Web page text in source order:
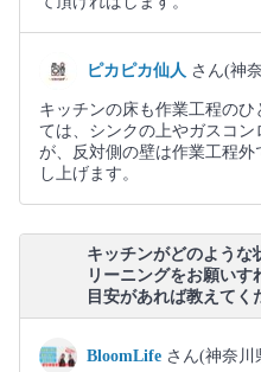
ピカピカ仙人 さん(神
キッチンの床も作業工程の
ては、シンクの上やガスコ
が、反対側の壁は作業工程
し上げます。
キッチンがどのような
リーニングをお願い
目安があれば教えてく
BloomLife さん(神奈川